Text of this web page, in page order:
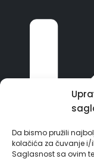
Da bismo pružili
kolačića za čuvanje
Saglasnost sa ovim